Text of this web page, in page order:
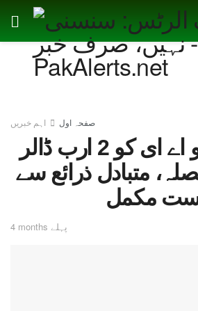
صفحہ اول اہم خبریں
پاکستان کا یو اے ای کو 2 ارب ڈالر
متبادل ذرائع سے
مکمل
4 months پہلے